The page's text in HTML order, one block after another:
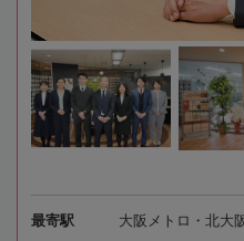
最寄駅 大阪メトロ・北大